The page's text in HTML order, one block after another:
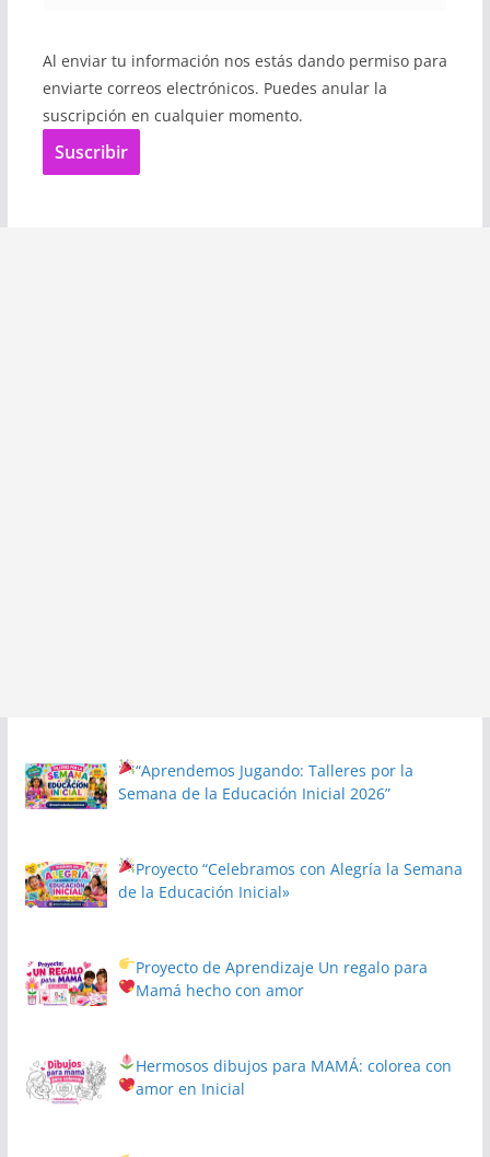
Al enviar tu información nos estás dando permiso para
enviarte correos electrónicos. Puedes anular la
suscripción en cualquier momento.
Suscribir
“Aprendemos Jugando: Talleres por la
Semana de la Educación Inicial 2026”
Proyecto“Celebramos con Alegría la Semana
de la Educación Inicial»
Proyecto de Aprendizaje Un regalo para
Mamá hecho con amor
Hermosos dibujos para MAMÁ: colorea con
amor en Inicial